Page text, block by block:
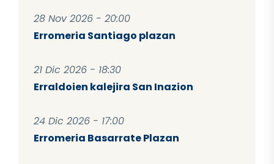
28 Nov 2026 - 20:00
Erromeria Santiago plazan
21 Dic 2026 - 18:30
Erraldoien kalejira San Inazion
24 Dic 2026 - 17:00
Erromeria Basarrate Plazan